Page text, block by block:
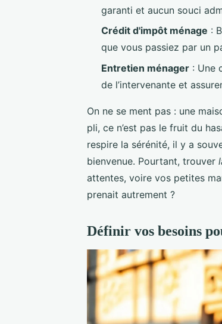
garanti et aucun souci
Crédit d'impôt ménage :
que vous passiez par un
Entretien ménager : Une
de l’intervenante et
On ne se ment pas : une
pli, ce n’est pas le fruit du
respire la sérénité, il y a
bienvenue. Pourtant, trouver
attentes, voire vos petites
prenait autrement ?
Définir vos besoins